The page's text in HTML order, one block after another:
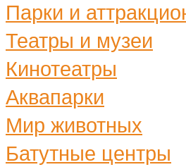
Парки и
Театры и музеи
Кинотеатры
Аквапарки
Мир животных
Батутные центры